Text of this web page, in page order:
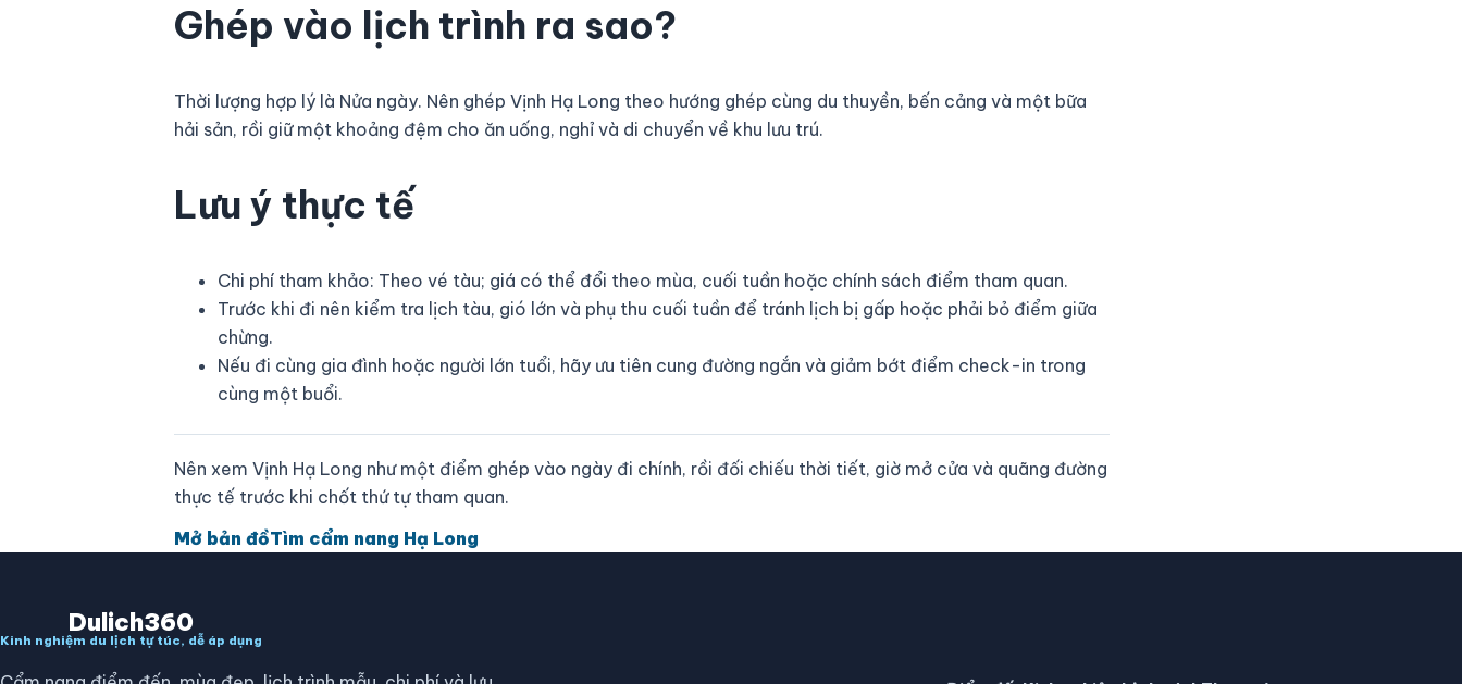
Ghép vào lịch trình ra sao?
Thời lượng hợp lý là Nửa ngày. Nên ghép Vịnh Hạ Long theo hướng ghép cùng du thuyền, bến cảng và một bữa
hải sản, rồi giữ một khoảng đệm cho ăn uống, nghỉ và di chuyển về khu lưu trú.
Lưu ý thực tế
Chi phí tham khảo: Theo vé tàu; giá có thể đổi theo mùa, cuối tuần hoặc chính sách điểm tham quan.
Trước khi đi nên kiểm tra lịch tàu, gió lớn và phụ thu cuối tuần để tránh lịch bị gấp hoặc phải bỏ điểm giữa
chừng.
Nếu đi cùng gia đình hoặc người lớn tuổi, hãy ưu tiên cung đường ngắn và giảm bớt điểm check-in trong
cùng một buổi.
Nên xem Vịnh Hạ Long như một điểm ghép vào ngày đi chính, rồi đối chiếu thời tiết, giờ mở cửa và quãng đường
thực tế trước khi chốt thứ tự tham quan.
Mở bản đồTìm cẩm nang Hạ Long
Dulich360
Kinh nghiệm du lịch tự túc, dễ áp dụng